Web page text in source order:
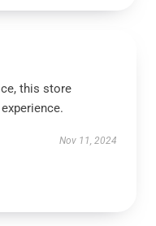
this store
Nov 11, 2024